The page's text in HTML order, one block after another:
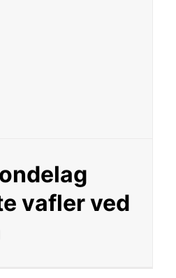
vafler ved